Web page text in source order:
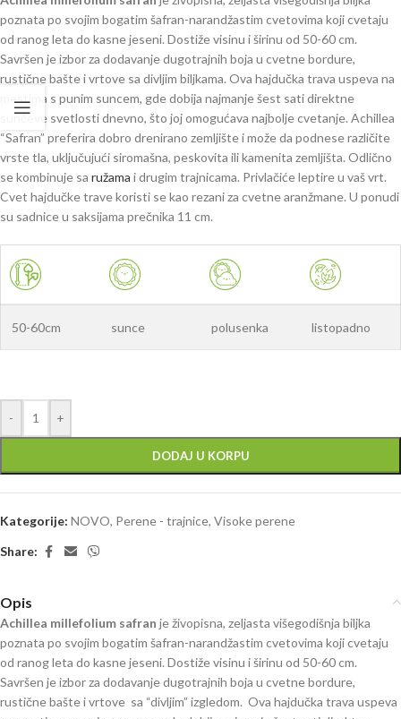
poznata po svojim bogatim šafran-narandžastim cvetovima koji cvetaju
od ranog leta do kasne jeseni. Dostiže visinu i širinu od 50-60 cm.
Savršen je izbor za dodavanje dugotrajnih boja u cvetne bordure,
rustične bašte i vrtove sa divljim biljkama. Ova hajdučka trava uspeva na
mestima s punim suncem, gde dobija najmanje šest sati direktne
sunčeve svetlosti dnevno, što joj omogućava najbolje cvetanje. Achillea
“Safran” preferira dobro drenirano zemljište i može da podnese različite
vrste tla, uključujući siromašna, peskovita ili kamenita zemljišta. Odlično
se kombinuje sa ružama i drugim trajnicama. Privlačiće leptire u vaš vrt.
Cvet hajdučke trave koristi se kao rezani za cvetne aranžmane. U ponudi
su sadnice u saksijama prečnika 11 cm.
50-60cm sunce polusenka listopadno
- +
DODAJ U KORPU
Kategorije: NOVO, Perene - trajnice, Visoke perene
Share:
Opis
Achillea millefolium safran je živopisna, zeljasta višegodišnja biljka
poznata po svojim bogatim šafran-narandžastim cvetovima koji cvetaju
od ranog leta do kasne jeseni. Dostiže visinu i širinu od 50-60 cm.
Savršen je izbor za dodavanje dugotrajnih boja u cvetne bordure,
rustične bašte i vrtove sa “divljim” izgledom. Ova hajdučka trava uspeva